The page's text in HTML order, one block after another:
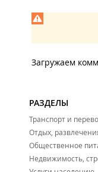
Загружаем
РАЗДЕЛЫ
Транспорт и
Отдых,
Общественное
Недвижимость,